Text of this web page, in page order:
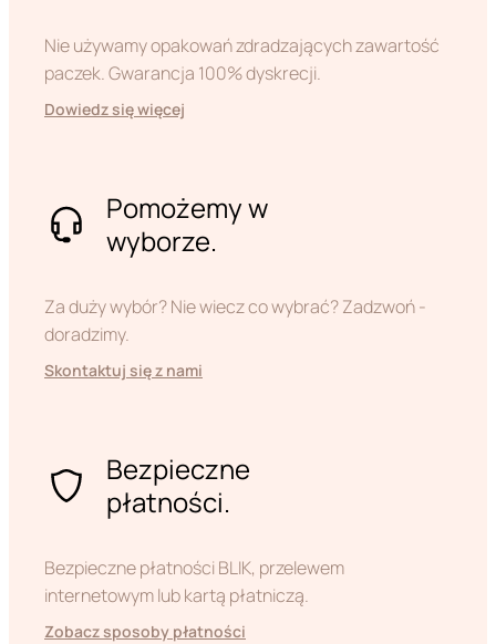
Nie używamy opakowań zdradzających zawartość
paczek. Gwarancja 100% dyskrecji.
Dowiedz się więcej
Pomożemy w
wyborze.
Za duży wybór? Nie wiecz co wybrać? Zadzwoń -
doradzimy.
Skontaktuj się z nami
Bezpieczne
płatności.
Bezpieczne płatności BLIK, przelewem
internetowym lub kartą płatniczą.
Zobacz sposoby płatności